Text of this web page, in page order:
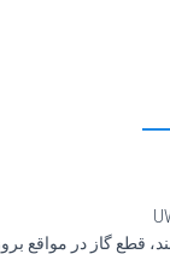
قطع گاز در مواقع